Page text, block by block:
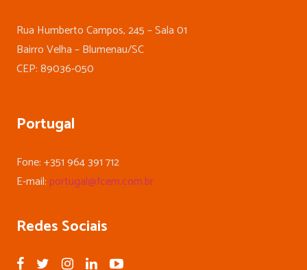
Rua Humberto Campos, 245 – Sala 01
Bairro Velha – Blumenau/SC
CEP: 89036-050
Portugal
Fone: +351 964 391 712
E-mail: portugal@fcem.com.br
Redes Sociais